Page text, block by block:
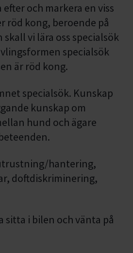
och markera en viss
röd kong, beroende på
vi lära oss specialsök
specialsök
är röd kong.
specialsök. Kunskap
kunskap om
hund och ägare
hantering,
doftdiskriminering,
sitta i bilen och vänta på